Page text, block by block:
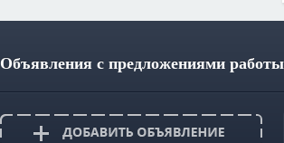
Объявления с предложениями